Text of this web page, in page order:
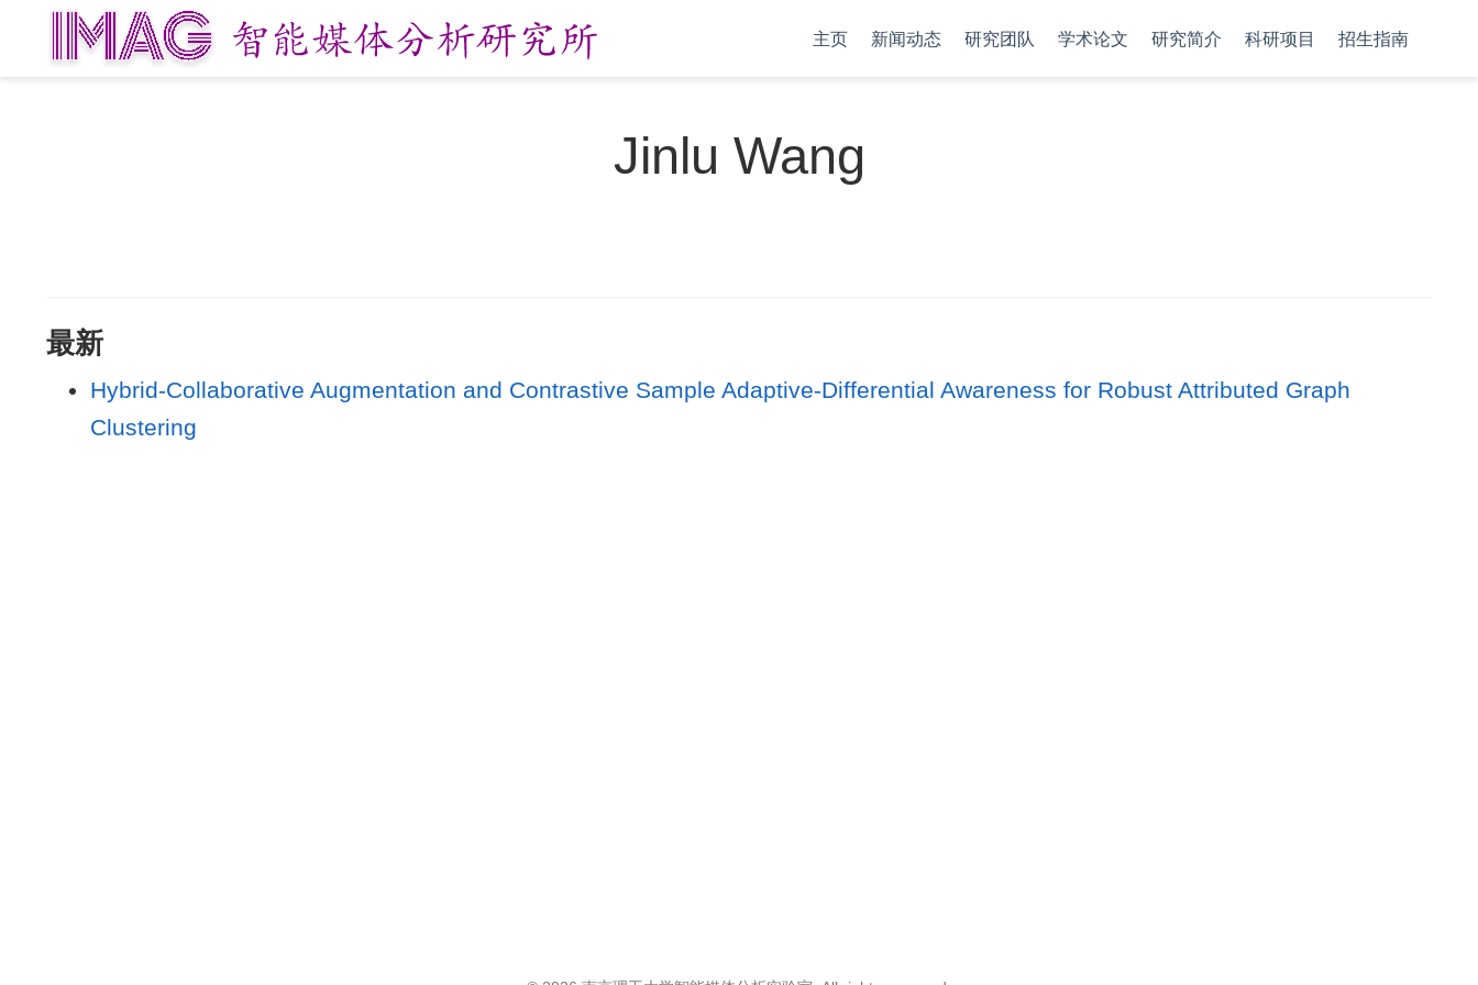
主页 新闻动态 研究团队 学术论文 研究简介 科研项目 招生指南
Jinlu Wang
最新
Hybrid-Collaborative Augmentation and Contrastive Sample Adaptive-Differential Awareness for Robust Attributed Graph
Clustering